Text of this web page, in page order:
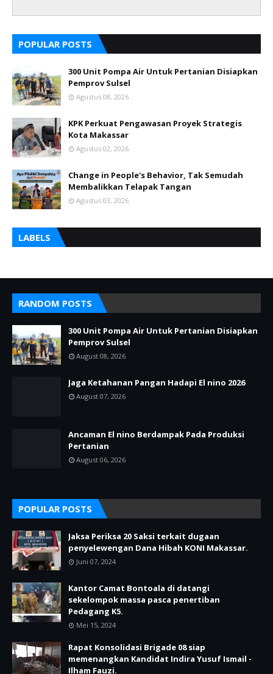
POPULAR POSTS
300 Unit Pompa Air Untuk Pertanian Disiapkan
Pemprov Sulsel
Agustus 08, 2026
KPK Perkuat Pengawasan Proyek Strategis
Kota Makassar
Agustus 02, 2026
Change in People's Behavior, Tak Semudah
Membalikkan Telapak Tangan
Agustus 03, 2026
LABELS
RANDOM POSTS
300 Unit Pompa Air Untuk Pertanian Disiapkan
Pemprov Sulsel
August 08, 2026
Jaga Ketahanan Pangan Hadapi El nino 2026
August 07, 2026
Ancaman El nino Berdampak Pada Produksi
Pertanian
August 06, 2026
POPULAR POSTS
Jaksa Periksa 20 Saksi terkait dugaan
penyelewengan Dana Hibah KONI Makassar.
Juni 07, 2024
Kantor Camat Bontoala di datangi
sekelompok massa pasca penertiban
Pedagang K5.
Mei 15, 2024
Rapat Konsolidasi Brigade 08 siap
memenangkan Kandidat Indira Yusuf Ismail -
Ilham Fauzi.